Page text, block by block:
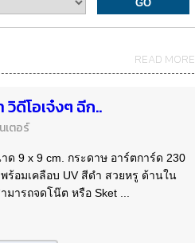
READ MORE
ดีโอเจ๋งๆ ฉีก..
เตอร์
9 x 9 cm. กระดาษ อาร์ตการ์ด 230
อมเคลือบ UV สีดำ สวยหรู ด้านใน
ารถจดโน๊ต หรือ Sket ...